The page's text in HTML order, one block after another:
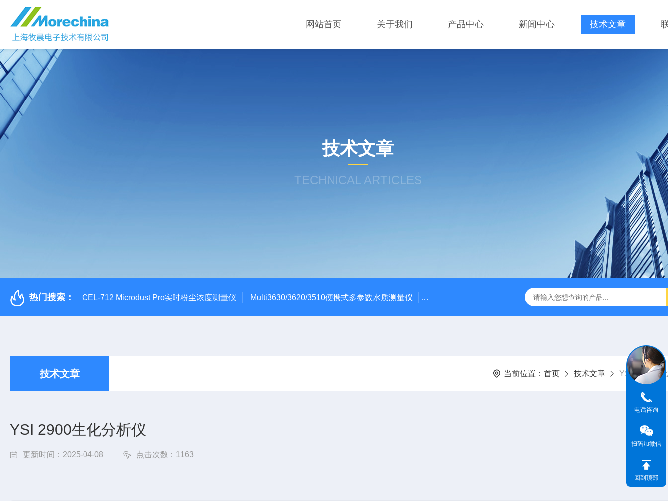
网站首页 关于我们 产品中心 新闻中心 技术文章
技术文章
TECHNICAL ARTICLES
热门搜索： CEL-712 Microdust Pro实时粉尘浓度测量仪 Multi3630/3620/3510便携式多参数水质测量仪 dBadge2CASELLA科赛乐个人声暴露计 PC-2200/2300进口激光
技术文章 当前位置： 首页 技术文章 YSI 2900生
YSI 2900生化分析仪
更新时间：2025-04-08 点击次数：1163
电话咨询
扫码加微信
回到顶部